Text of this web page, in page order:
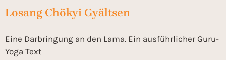
Losang Chökyi Gyältsen
Eine Darbringung an den Lama. Ein ausführlicher Guru-
Yoga Text